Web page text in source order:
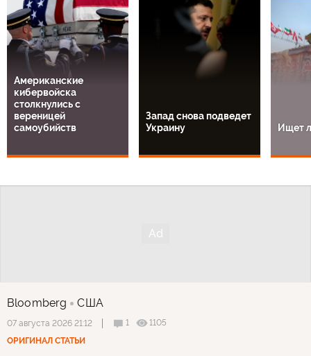
Американские
кибервойска
столкнулись с
вереницей
самоубийств
Запад снова подведет
Украину
Ищет
Bloomberg США
07 августа 2026 21:12 1
1105
ОРИГИНАЛ СТАТЬИ